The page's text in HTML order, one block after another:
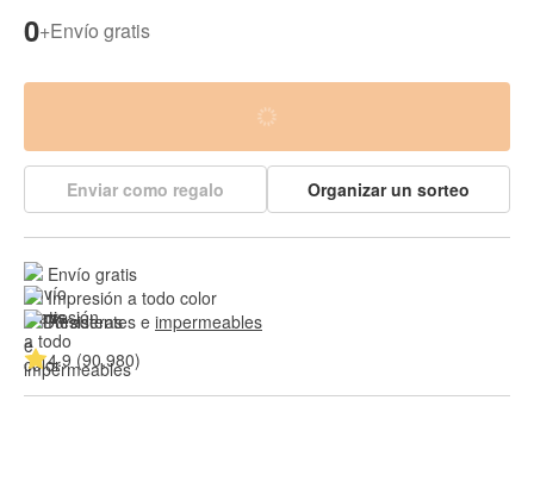
0+Envío gratis
Enviar como regalo Organizar un sorteo
Envío gratis
Impresión a todo color
Resistentes e impermeables
4.9 (90,980)